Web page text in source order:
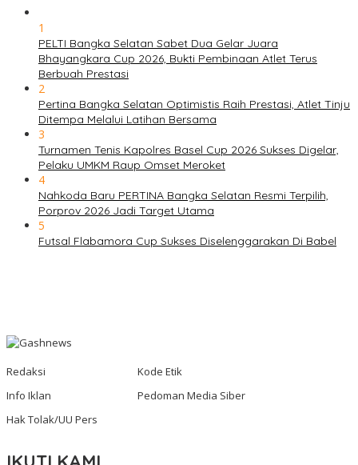
1
PELTI Bangka Selatan Sabet Dua Gelar Juara
Bhayangkara Cup 2026, Bukti Pembinaan Atlet Terus
Berbuah Prestasi
2
Pertina Bangka Selatan Optimistis Raih Prestasi, Atlet Tinju
Ditempa Melalui Latihan Bersama
3
Turnamen Tenis Kapolres Basel Cup 2026 Sukses Digelar,
Pelaku UMKM Raup Omset Meroket
4
Nahkoda Baru PERTINA Bangka Selatan Resmi Terpilih,
Porprov 2026 Jadi Target Utama
5
Futsal Flabamora Cup Sukses Diselenggarakan Di Babel
Redaksi
Kode Etik
Info Iklan
Pedoman Media Siber
Hak Tolak/UU Pers